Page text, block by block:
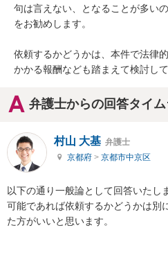
句は言えない、となることが多い
をお勧めします。
依頼するかどうかは、本件で法律
かかる報酬なども踏まえて検討して
弁護士からの回答タイ
村山 大基 弁護士
京都府 > 京都市中京区
以下の通り一般論として回答いたし
可能であれば依頼するかどうかは別
た方がいいと思います。